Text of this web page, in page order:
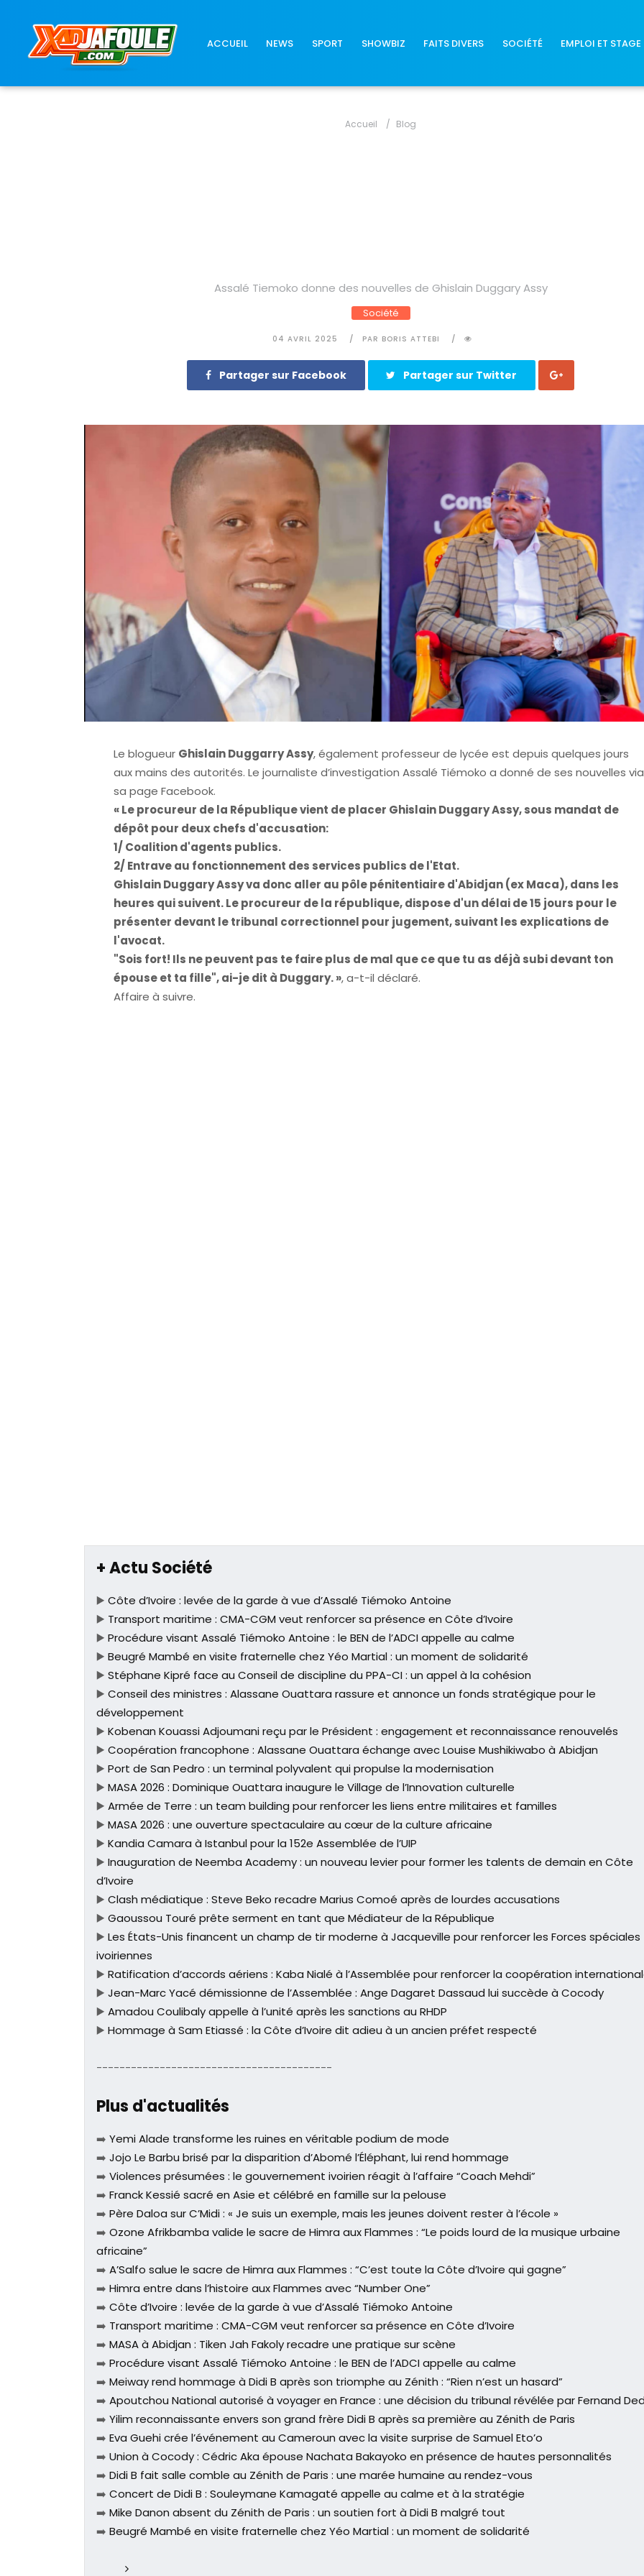
ACCUEIL NEWS SPORT SHOWBIZ FAITS DIVERS SOCIÉTÉ EMPLOI ET STAGE
Accueil Blog
Assalé Tiemoko donne des nouvelles de Ghislain Duggary Assy
Société
04 AVRIL 2025 PAR BORIS ATTEBI
Partager sur Facebook Partager sur Twitter
Le blogueur Ghislain Duggarry Assy, également professeur de lycée est depuis quelques jours
aux mains des autorités. Le journaliste d’investigation Assalé Tiémoko a donné de ses nouvelles via
sa page Facebook.
« Le procureur de la République vient de placer Ghislain Duggary Assy, sous mandat de
dépôt pour deux chefs d'accusation:
1/ Coalition d'agents publics.
2/ Entrave au fonctionnement des services publics de l'Etat.
Ghislain Duggary Assy va donc aller au pôle pénitentiaire d'Abidjan (ex Maca), dans les
heures qui suivent. Le procureur de la république, dispose d'un délai de 15 jours pour le
présenter devant le tribunal correctionnel pour jugement, suivant les explications de
l'avocat.
"Sois fort! Ils ne peuvent pas te faire plus de mal que ce que tu as déjà subi devant ton
épouse et ta fille", ai-je dit à Duggary. », a-t-il déclaré.
Affaire à suivre.
+ Actu Société
▶️ Côte d’Ivoire : levée de la garde à vue d’Assalé Tiémoko Antoine
▶️ Transport maritime : CMA-CGM veut renforcer sa présence en Côte d’Ivoire
▶️ Procédure visant Assalé Tiémoko Antoine : le BEN de l’ADCI appelle au calme
▶️ Beugré Mambé en visite fraternelle chez Yéo Martial : un moment de solidarité
▶️ Stéphane Kipré face au Conseil de discipline du PPA-CI : un appel à la cohésion
▶️ Conseil des ministres : Alassane Ouattara rassure et annonce un fonds stratégique pour le
développement
▶️ Kobenan Kouassi Adjoumani reçu par le Président : engagement et reconnaissance renouvelés
▶️ Coopération francophone : Alassane Ouattara échange avec Louise Mushikiwabo à Abidjan
▶️ Port de San Pedro : un terminal polyvalent qui propulse la modernisation
▶️ MASA 2026 : Dominique Ouattara inaugure le Village de l’Innovation culturelle
▶️ Armée de Terre : un team building pour renforcer les liens entre militaires et familles
▶️ MASA 2026 : une ouverture spectaculaire au cœur de la culture africaine
▶️ Kandia Camara à Istanbul pour la 152e Assemblée de l’UIP
▶️ Inauguration de Neemba Academy : un nouveau levier pour former les talents de demain en Côte
d’Ivoire
▶️ Clash médiatique : Steve Beko recadre Marius Comoé après de lourdes accusations
▶️ Gaoussou Touré prête serment en tant que Médiateur de la République
▶️ Les États-Unis financent un champ de tir moderne à Jacqueville pour renforcer les Forces spéciales
ivoiriennes
▶️ Ratification d’accords aériens : Kaba Nialé à l’Assemblée pour renforcer la coopération
▶️ Jean-Marc Yacé démissionne de l’Assemblée : Ange Dagaret Dassaud lui succède à Cocody
▶️ Amadou Coulibaly appelle à l’unité après les sanctions au RHDP
▶️ Hommage à Sam Etiassé : la Côte d’Ivoire dit adieu à un ancien préfet respecté
-----------------------------------------
Plus d'actualités
➡️ Yemi Alade transforme les ruines en véritable podium de mode
➡️ Jojo Le Barbu brisé par la disparition d’Abomé l’Éléphant, lui rend hommage
➡️ Violences présumées : le gouvernement ivoirien réagit à l’affaire “Coach Mehdi”
➡️ Franck Kessié sacré en Asie et célébré en famille sur la pelouse
➡️ Père Daloa sur C’Midi : « Je suis un exemple, mais les jeunes doivent rester à l’école »
➡️ Ozone Afrikbamba valide le sacre de Himra aux Flammes : “Le poids lourd de la musique urbaine
africaine”
➡️ A’Salfo salue le sacre de Himra aux Flammes : “C’est toute la Côte d’Ivoire qui gagne”
➡️ Himra entre dans l’histoire aux Flammes avec “Number One”
➡️ Côte d’Ivoire : levée de la garde à vue d’Assalé Tiémoko Antoine
➡️ Transport maritime : CMA-CGM veut renforcer sa présence en Côte d’Ivoire
➡️ MASA à Abidjan : Tiken Jah Fakoly recadre une pratique sur scène
➡️ Procédure visant Assalé Tiémoko Antoine : le BEN de l’ADCI appelle au calme
➡️ Meiway rend hommage à Didi B après son triomphe au Zénith : “Rien n’est un hasard”
➡️ Apoutchou National autorisé à voyager en France : une décision du tribunal révélée par Fernand
➡️ Yilim reconnaissante envers son grand frère Didi B après sa première au Zénith de Paris
➡️ Eva Guehi crée l’événement au Cameroun avec la visite surprise de Samuel Eto’o
➡️ Union à Cocody : Cédric Aka épouse Nachata Bakayoko en présence de hautes personnalités
➡️ Didi B fait salle comble au Zénith de Paris : une marée humaine au rendez-vous
➡️ Concert de Didi B : Souleymane Kamagaté appelle au calme et à la stratégie
➡️ Mike Danon absent du Zénith de Paris : un soutien fort à Didi B malgré tout
➡️ Beugré Mambé en visite fraternelle chez Yéo Martial : un moment de solidarité